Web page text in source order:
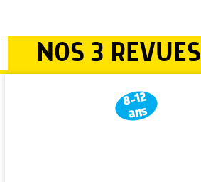
NOS 3 REVUES
8-12
ans